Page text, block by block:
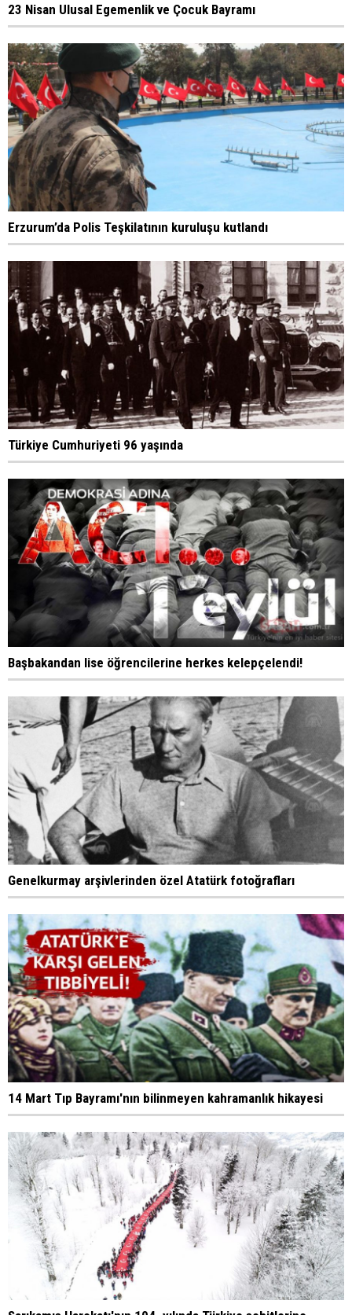
23 Nisan Ulusal Egemenlik ve Çocuk Bayramı
Erzurum’da Polis Teşkilatının kuruluşu kutlandı
Türkiye Cumhuriyeti 96 yaşında
Başbakandan lise öğrencilerine herkes kelepçelendi!
Genelkurmay arşivlerinden özel Atatürk fotoğrafları
14 Mart Tıp Bayramı'nın bilinmeyen kahramanlık hikayesi